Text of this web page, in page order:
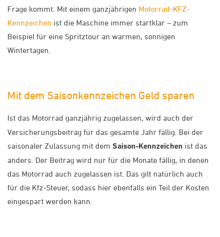
Frage kommt. Mit einem ganzjährigen Motorrad-KFZ-
Kennzeichen ist die Maschine immer startklar – zum
Beispiel für eine Spritztour an warmen, sonnigen
Wintertagen.
Mit dem Saisonkennzeichen Geld sparen
Ist das Motorrad ganzjährig zugelassen, wird auch der
Versicherungsbeitrag für das gesamte Jahr fällig. Bei der
saisonaler Zulassung mit dem Saison-Kennzeichen ist das
anders. Der Beitrag wird nur für die Monate fällig, in denen
das Motorrad auch zugelassen ist. Das gilt natürlich auch
für die Kfz-Steuer, sodass hier ebenfalls ein Teil der Kosten
eingespart werden kann.